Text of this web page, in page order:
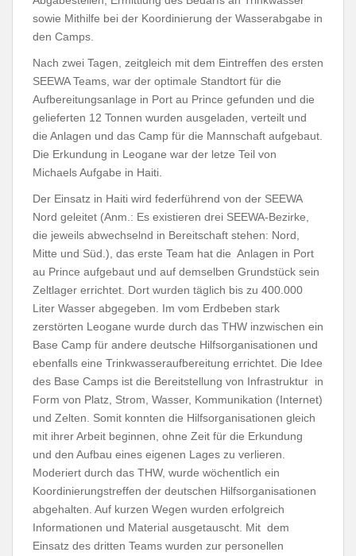
sowie Mithilfe bei der Koordinierung der Wasserabgabe in
den Camps.
Nach zwei Tagen, zeitgleich mit dem Eintreffen des ersten
SEEWA Teams, war der optimale Standtort für die
Aufbereitungsanlage in Port au Prince gefunden und die
gelieferten 12 Tonnen wurden ausgeladen, verteilt und
die Anlagen und das Camp für die Mannschaft aufgebaut.
Die Erkundung in Leogane war der letze Teil von
Michaels Aufgabe in Haiti.
Der Einsatz in Haiti wird federführend von der SEEWA
Nord geleitet (Anm.: Es existieren drei SEEWA-Bezirke,
die jeweils abwechselnd in Bereitschaft stehen: Nord,
Mitte und Süd.), das erste Team hat die Anlagen in Port
au Prince aufgebaut und auf demselben Grundstück sein
Zeltlager errichtet. Dort wurden täglich bis zu 400.000
Liter Wasser abgegeben. Im vom Erdbeben stark
zerstörten Leogane wurde durch das THW inzwischen ein
Base Camp für andere deutsche Hilfsorganisationen und
ebenfalls eine Trinkwasseraufbereitung errichtet. Die Idee
des Base Camps ist die Bereitstellung von Infrastruktur in
Form von Platz, Strom, Wasser, Kommunikation (Internet)
und Zelten. Somit konnten die Hilfsorganisationen gleich
mit ihrer Arbeit beginnen, ohne Zeit für die Erkundung
und den Aufbau eines eigenen Lages zu verlieren.
Moderiert durch das THW, wurde wöchentlich ein
Koordinierungstreffen der deutschen Hilfsorganisationen
abgehalten. Auf kurzen Wegen wurden erfolgreich
Informationen und Material ausgetauscht. Mit dem
Einsatz des dritten Teams wurden zur personellen